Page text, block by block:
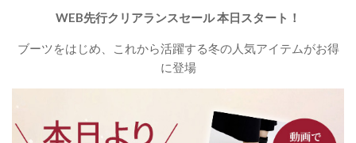
WEB先行クリアランスセール 本日スタート！
ブーツをはじめ、これから活躍する冬の人気アイテムがお得
に登場